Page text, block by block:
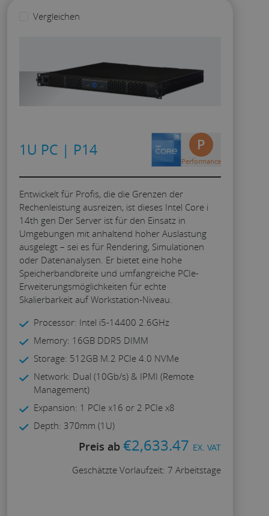
Vergleichen
1U PC | P14 P
Performance
Entwickelt für Profis, die die Grenzen der
Rechenleistung ausreizen, ist dieses Intel Core i
14th gen Der Server ist für den Einsatz in
Umgebungen mit anhaltend hoher Auslastung
ausgelegt – sei es für Rendering, Simulationen
oder Datenanalysen. Er bietet eine hohe
Speicherbandbreite und umfangreiche PCIe-
Erweiterungsmöglichkeiten für echte
Skalierbarkeit auf Workstation-Niveau.
Processor: Intel i5-14400 2.6GHz
Memory: 16GB DDR5 DIMM
Storage: 512GB M.2 PCIe 4.0 NVMe
Network: Dual (10Gb/s) & IPMI (Remote
Management)
Expansion: 1 PCIe x16 or 2 PCIe x8
Depth: 370mm (1U)
Preis ab €2,633.47 EX. VAT
Geschätzte Vorlaufzeit: 7 Arbeitstage